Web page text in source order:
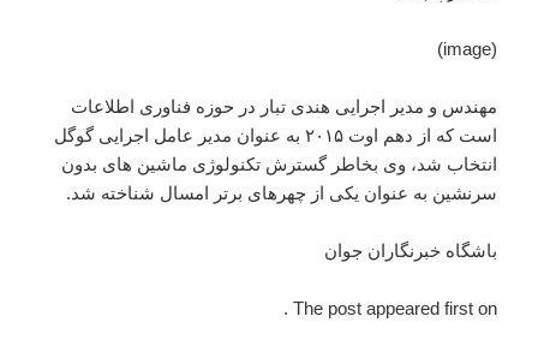
(image)
مهندس و مدیر اجرایی هندی تبار در حوزه فناوری اطلاعات
است که از دهم اوت ۲۰۱۵ به عنوان مدیر عامل اجرایی گوگل
انتخاب شد، وی بخاطر گسترش تکنولوژی ماشین های بدون
سرنشین به عنوان یکی از چهرهای برتر امسال شناخته شد.
باشگاه خبرنگاران جوان
The post appeared first on .